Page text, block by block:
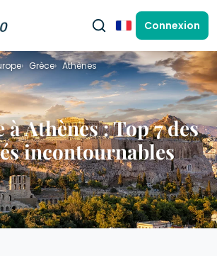
FrançaisConnexion
Grèce Athènes
Athènes : Top 7 des
incontournables